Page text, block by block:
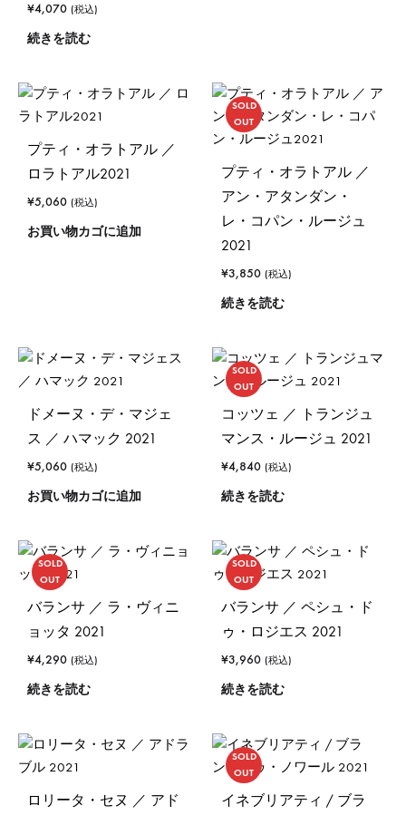
¥4,070 (税込)
続きを読む
プティ・オラトアル ／
ロラトアル2021
¥5,060 (税込)
お買い物カゴに追加
SOLD
OUT
プティ・オラトアル ／
アン・アタンダン・
レ・コパン・ルージュ
2021
¥3,850 (税込)
続きを読む
ドメーヌ・デ・マジェ
ス ／ ハマック 2021
¥5,060 (税込)
お買い物カゴに追加
SOLD
OUT
コッツェ ／ トランジュ
マンス・ルージュ 2021
¥4,840 (税込)
続きを読む
SOLD
OUT
バランサ ／ ラ・ヴィニ
ョッタ 2021
¥4,290 (税込)
続きを読む
SOLD
OUT
バランサ ／ ペシュ・ド
ゥ・ロジエス 2021
¥3,960 (税込)
続きを読む
ロリータ・セヌ ／ アド
SOLD
OUT
イネブリアティ / ブラ